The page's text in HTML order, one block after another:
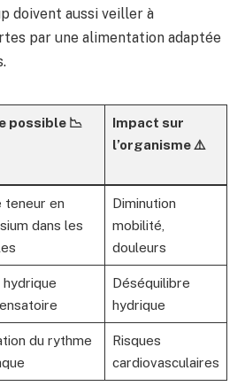
doivent aussi veiller à
par une alimentation adaptée
possible 📉
Impact sur
l’organisme ⚠️
teneur en
dans les
Diminution
mobilité,
douleurs
Déséquilibre
hydrique
du rythme
Risques
cardiovasculaires